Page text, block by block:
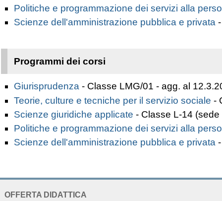
Politiche e programmazione dei servizi alla
Scienze dell'amministrazione pubblica e privata
Programmi dei corsi
Giurisprudenza - Classe LMG/01 -agg. al
Teorie, culture e tecniche per il servizio sociale -
Scienze giuridiche applicate - Classe L-14
Politiche e programmazione dei servizi alla
Scienze dell'amministrazione pubblica e privata-
EXTENDED
OFFERTA DIDATTICA